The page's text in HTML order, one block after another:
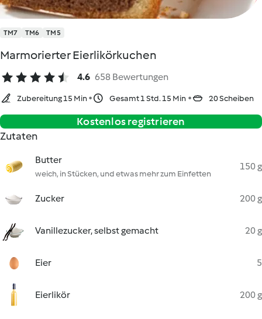
TM7 TM6 TM5
Marmorierter Eierlikörkuchen
4.6 658 Bewertungen
Zubereitung 15 Min Gesamt 1 Std. 15 Min 20 Scheiben
Kostenlos registrieren
Zutaten
Butter
weich, in Stücken, und etwas mehr zum Einfetten
150 g
Zucker 200 g
Vanillezucker, selbst gemacht 20 g
Eier 5
Eierlikör 200 g